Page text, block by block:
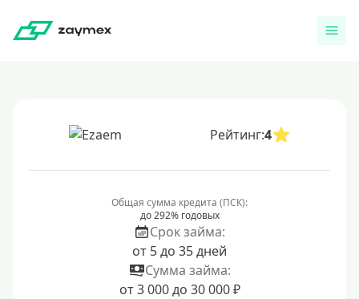
Рейтинг:4
Общая сумма кредита (ПСК):
до 292% годовых
Срок займа:
от 5 до 35 дней
Сумма займа:
от 3 000 до 30 000 ₽